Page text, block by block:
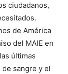
ciudadanos,
de América
del MAIE en
últimas
sangre y el